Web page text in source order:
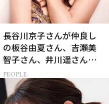
長谷川京子さんが仲良し
の板谷由夏さん、吉瀬美
智子さん、井川遥さんと
集まる理由は…
PEOPLE